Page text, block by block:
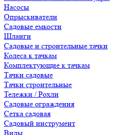
Насосы
Опрыскиватели
Садовые емкости
Шланги
Садовые и строительные тачки
Колеса к тачкам
Комплектующие к тачкам
Тачки садовые
Тачки строительные
Тележки / Рохли
Садовые ограждения
Сетка садовая
Садовый инструмент
Вилы